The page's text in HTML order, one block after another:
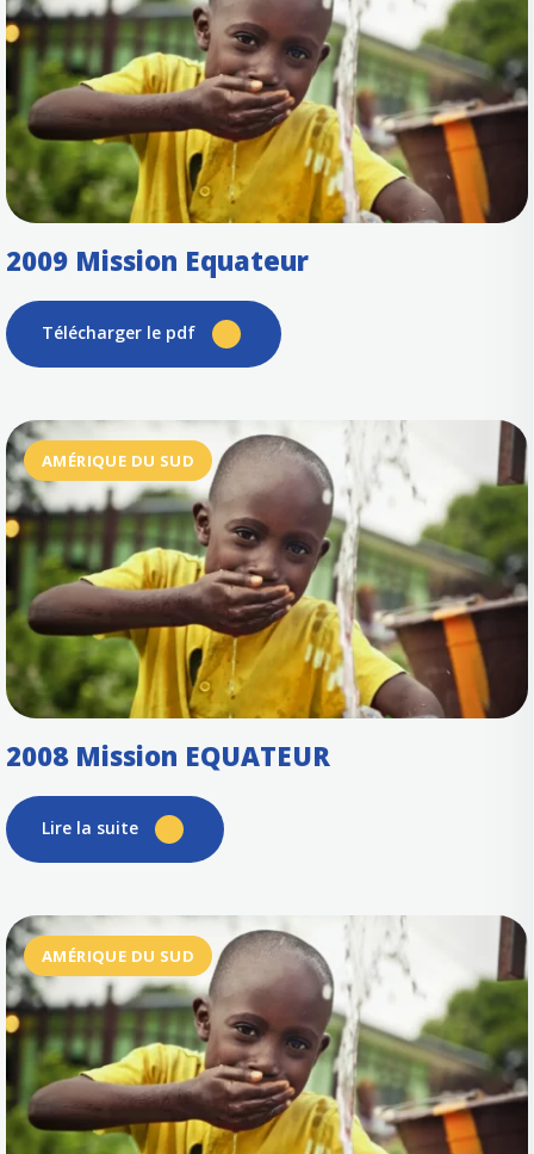
2009 Mission Equateur
Télécharger le pdf
2008 Mission EQUATEUR
AMÉRIQUE DU SUD
Lire la suite
AMÉRIQUE DU SUD